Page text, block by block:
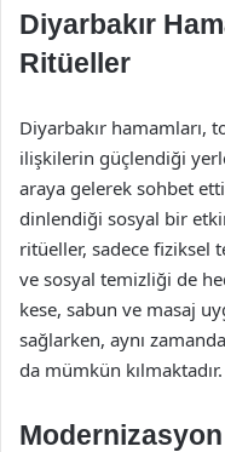
Diyarbakır
Ritüeller
Diyarbakır hamamları,
ilişkilerin güçlendiği
araya gelerek sohbet
dinlendiği sosyal bir
ritüeller, sadece fiziksel
ve sosyal temizliği de
kese, sabun ve masaj
sağlarken, aynı
da mümkün kılmaktadır.